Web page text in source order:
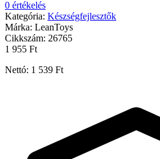
0 értékelés
Kategória: Készségfejlesztők
Márka: LeanToys
Cikkszám: 26765
1 955 Ft
Nettó: 1 539 Ft